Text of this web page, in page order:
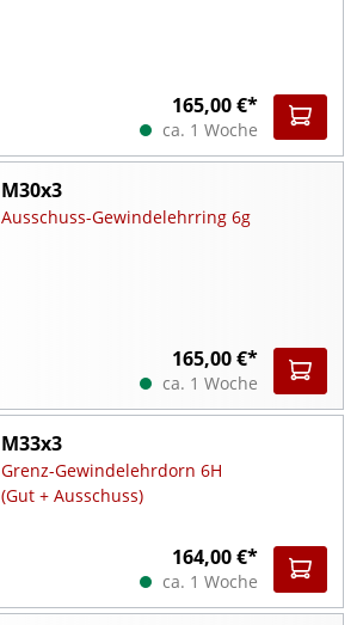
165,00 €*
ca. 1 Woche
M30x3
Ausschuss-Gewindelehrring 6g
165,00 €*
ca. 1 Woche
M33x3
Grenz-Gewindelehrdorn 6H
(Gut + Ausschuss)
164,00 €*
ca. 1 Woche